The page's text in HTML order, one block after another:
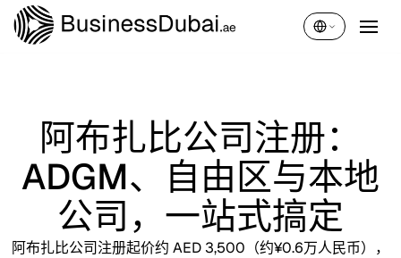
简体中文
阿布扎比公司注册：
ADGM、自由区与本地
公司，一站式搞定
阿布扎比公司注册起价约 AED 3,500（约¥0.6万人民币），